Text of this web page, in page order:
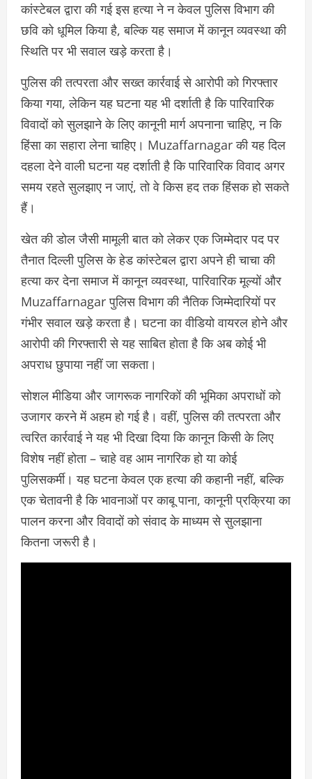
कांस्टेबल द्वारा की गई इस हत्या ने न केवल पुलिस विभाग की
छवि को धूमिल किया है, बल्कि यह समाज में कानून व्यवस्था की
स्थिति पर भी सवाल खड़े करता है।
पुलिस की तत्परता और सख्त कार्रवाई से आरोपी को गिरफ्तार
किया गया, लेकिन यह घटना यह भी दर्शाती है कि पारिवारिक
विवादों को सुलझाने के लिए कानूनी मार्ग अपनाना चाहिए, न कि
हिंसा का सहारा लेना चाहिए। Muzaffarnagar की यह दिल
दहला देने वाली घटना यह दर्शाती है कि पारिवारिक विवाद अगर
समय रहते सुलझाए न जाएं, तो वे किस हद तक हिंसक हो सकते
हैं।
खेत की डोल जैसी मामूली बात को लेकर एक जिम्मेदार पद पर
तैनात दिल्ली पुलिस के हेड कांस्टेबल द्वारा अपने ही चाचा की
हत्या कर देना समाज में कानून व्यवस्था, पारिवारिक मूल्यों और
Muzaffarnagar पुलिस विभाग की नैतिक जिम्मेदारियों पर
गंभीर सवाल खड़े करता है। घटना का वीडियो वायरल होने और
आरोपी की गिरफ्तारी से यह साबित होता है कि अब कोई भी
अपराध छुपाया नहीं जा सकता।
सोशल मीडिया और जागरूक नागरिकों की भूमिका अपराधों को
उजागर करने में अहम हो गई है। वहीं, पुलिस की तत्परता और
त्वरित कार्रवाई ने यह भी दिखा दिया कि कानून किसी के लिए
विशेष नहीं होता – चाहे वह आम नागरिक हो या कोई
पुलिसकर्मी। यह घटना केवल एक हत्या की कहानी नहीं, बल्कि
एक चेतावनी है कि भावनाओं पर काबू पाना, कानूनी प्रक्रिया का
पालन करना और विवादों को संवाद के माध्यम से सुलझाना
कितना जरूरी है।